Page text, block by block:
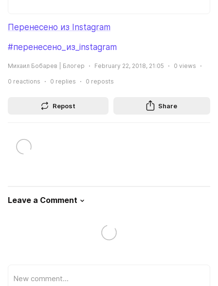
Перенесено из Instagram
#перенесено_из_instagram
Михаил Бобарев | Блогер February 22, 2018, 21:05 0 views
0 reactions 0 replies 0 reposts
Repost Share
Leave a Comment